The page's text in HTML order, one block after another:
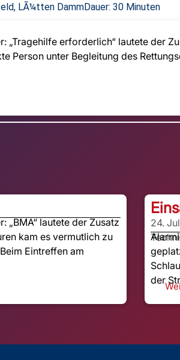
LÃ¼tten DammDauer: 30 Minuten
„Tragehilfe erforderlich“ lautete der
Person unter Begleitung des
„BMA“ lautete der Zusatz
kam es vermutlich zu
Eintreffen am
24.
der